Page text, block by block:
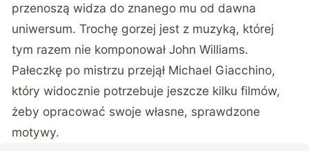
przenoszą widza do znanego mu od dawna
uniwersum. Trochę gorzej jest z muzyką, której
tym razem nie komponował John Williams.
Pałeczkę po mistrzu przejął Michael Giacchino,
który widocznie potrzebuje jeszcze kilku filmów,
żeby opracować swoje własne, sprawdzone
motywy.